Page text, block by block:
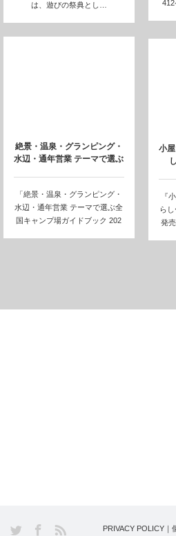
は、遊びの祭典とし…
絶景・温泉・グランピング・
水辺・通年営業 テーマで選ぶ
「絶景・温泉・グランピング・
水辺・通年営業 テーマで選ぶ全
国キャンプ場ガイドブック 202
小
『
ら
発
PRIVACY POLICY｜